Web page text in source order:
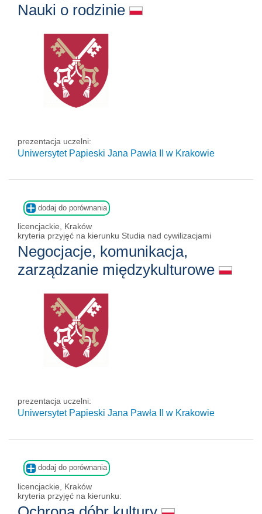
Nauki o rodzinie
prezentacja uczelni:
Uniwersytet Papieski Jana Pawła II w Krakowie
dodaj do porównania
licencjackie, Kraków
kryteria przyjęć na kierunku Studia nad cywilizacjami
Negocjacje, komunikacja,
zarządzanie międzykulturowe
prezentacja uczelni:
Uniwersytet Papieski Jana Pawła II w Krakowie
dodaj do porównania
licencjackie, Kraków
kryteria przyjęć na kierunku: